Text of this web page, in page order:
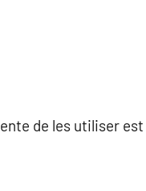
de les utiliser est